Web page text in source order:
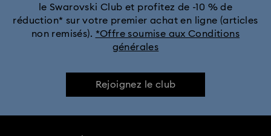
le Swarovski Club et profitez de -10 % de
réduction* sur votre premier achat en ligne (articles
non remisés). *Offre soumise aux Conditions
générales
Rejoignez le club